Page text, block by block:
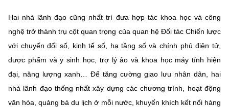
Hai nhà lãnh đạo cũng nhất trí đưa hợp tác khoa học và công
nghệ trở thành trụ cột quan trọng của quan hệ Đối tác Chiến lược
với chuyển đổi số, kinh tế số, hạ tầng số và chính phủ điện tử,
dược phẩm và y sinh học, trợ lý ảo và khoa học máy tính hiện
đại, năng lượng xanh… Để tăng cường giao lưu nhân dân, hai
nhà lãnh đạo thống nhất xây dựng các chương trình, hoạt động
văn hóa, quảng bá du lịch ở mỗi nước, khuyến khích kết nối hàng